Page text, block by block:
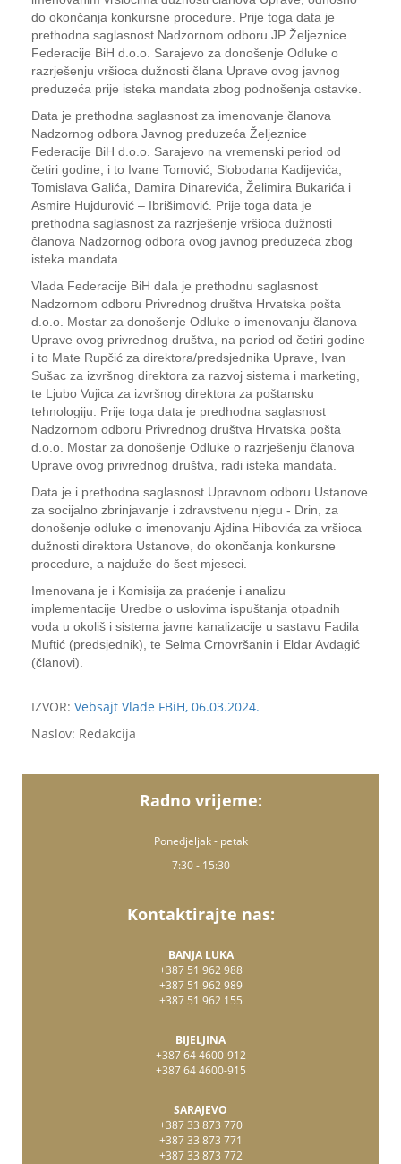
do okončanja konkursne procedure. Prije toga data je
prethodna saglasnost Nadzornom odboru JP Željeznice
Federacije BiH d.o.o. Sarajevo za donošenje Odluke o
razrješenju vršioca dužnosti člana Uprave ovog javnog
preduzeća prije isteka mandata zbog podnošenja ostavke.
Data je prethodna saglasnost za imenovanje članova
Nadzornog odbora Javnog preduzeća Željeznice
Federacije BiH d.o.o. Sarajevo na vremenski period od
četiri godine, i to Ivane Tomović, Slobodana Kadijevića,
Tomislava Galića, Damira Dinarevića, Želimira Bukarića i
Asmire Hujdurović – Ibrišimović. Prije toga data je
prethodna saglasnost za razrješenje vršioca dužnosti
članova Nadzornog odbora ovog javnog preduzeća zbog
isteka mandata.
Vlada Federacije BiH dala je prethodnu saglasnost
Nadzornom odboru Privrednog društva Hrvatska pošta
d.o.o. Mostar za donošenje Odluke o imenovanju članova
Uprave ovog privrednog društva, na period od četiri godine
i to Mate Rupčić za direktora/predsjednika Uprave, Ivan
Sušac za izvršnog direktora za razvoj sistema i marketing,
te Ljubo Vujica za izvršnog direktora za poštansku
tehnologiju. Prije toga data je predhodna saglasnost
Nadzornom odboru Privrednog društva Hrvatska pošta
d.o.o. Mostar za donošenje Odluke o razrješenju članova
Uprave ovog privrednog društva, radi isteka mandata.
Data je i prethodna saglasnost Upravnom odboru Ustanove
za socijalno zbrinjavanje i zdravstvenu njegu - Drin, za
donošenje odluke o imenovanju Ajdina Hibovića za vršioca
dužnosti direktora Ustanove, do okončanja konkursne
procedure, a najduže do šest mjeseci.
Imenovana je i Komisija za praćenje i analizu
implementacije Uredbe o uslovima ispuštanja otpadnih
voda u okoliš i sistema javne kanalizacije u sastavu Fadila
Muftić (predsjednik), te Selma Crnovršanin i Eldar Avdagić
(članovi).
IZVOR: Vebsajt Vlade FBiH, 06.03.2024.
Naslov: Redakcija
Radno vrijeme:
Ponedjeljak - petak
7:30 - 15:30
Kontaktirajte nas:
BANJA LUKA
+387 51 962 988
+387 51 962 989
+387 51 962 155
BIJELJINA
+387 64 4600-912
+387 64 4600-915
SARAJEVO
+387 33 873 770
+387 33 873 771
+387 33 873 772